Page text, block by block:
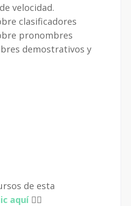
velocidad.
clasificadores
pronombres
demostrativos y
de esta
aquí👈🏼